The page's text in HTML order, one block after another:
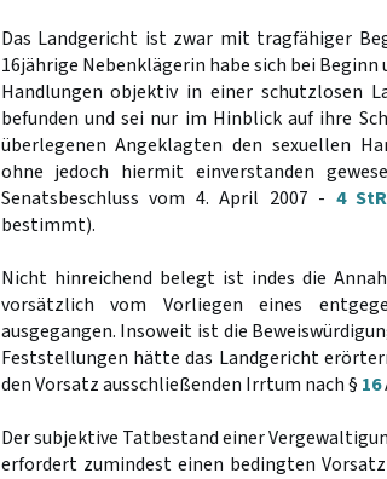
Das Landgericht ist zwar mit tragfähiger
16jährige Nebenklägerin habe sich bei
Handlungen objektiv in einer schutzlosen
befunden und sei nur im Hinblick auf ihre
überlegenen Angeklagten den sexuellen
ohne jedoch hiermit einverstanden
Senatsbeschluss vom 4. April 2007 - 4
bestimmt).
Nicht hinreichend belegt ist indes die
vorsätzlich vom Vorliegen eines
ausgegangen. Insoweit ist die
Feststellungen hätte das Landgericht
den Vorsatz ausschließenden Irrtum nach § 16
Der subjektive Tatbestand einer
erfordert zumindest einen bedingten